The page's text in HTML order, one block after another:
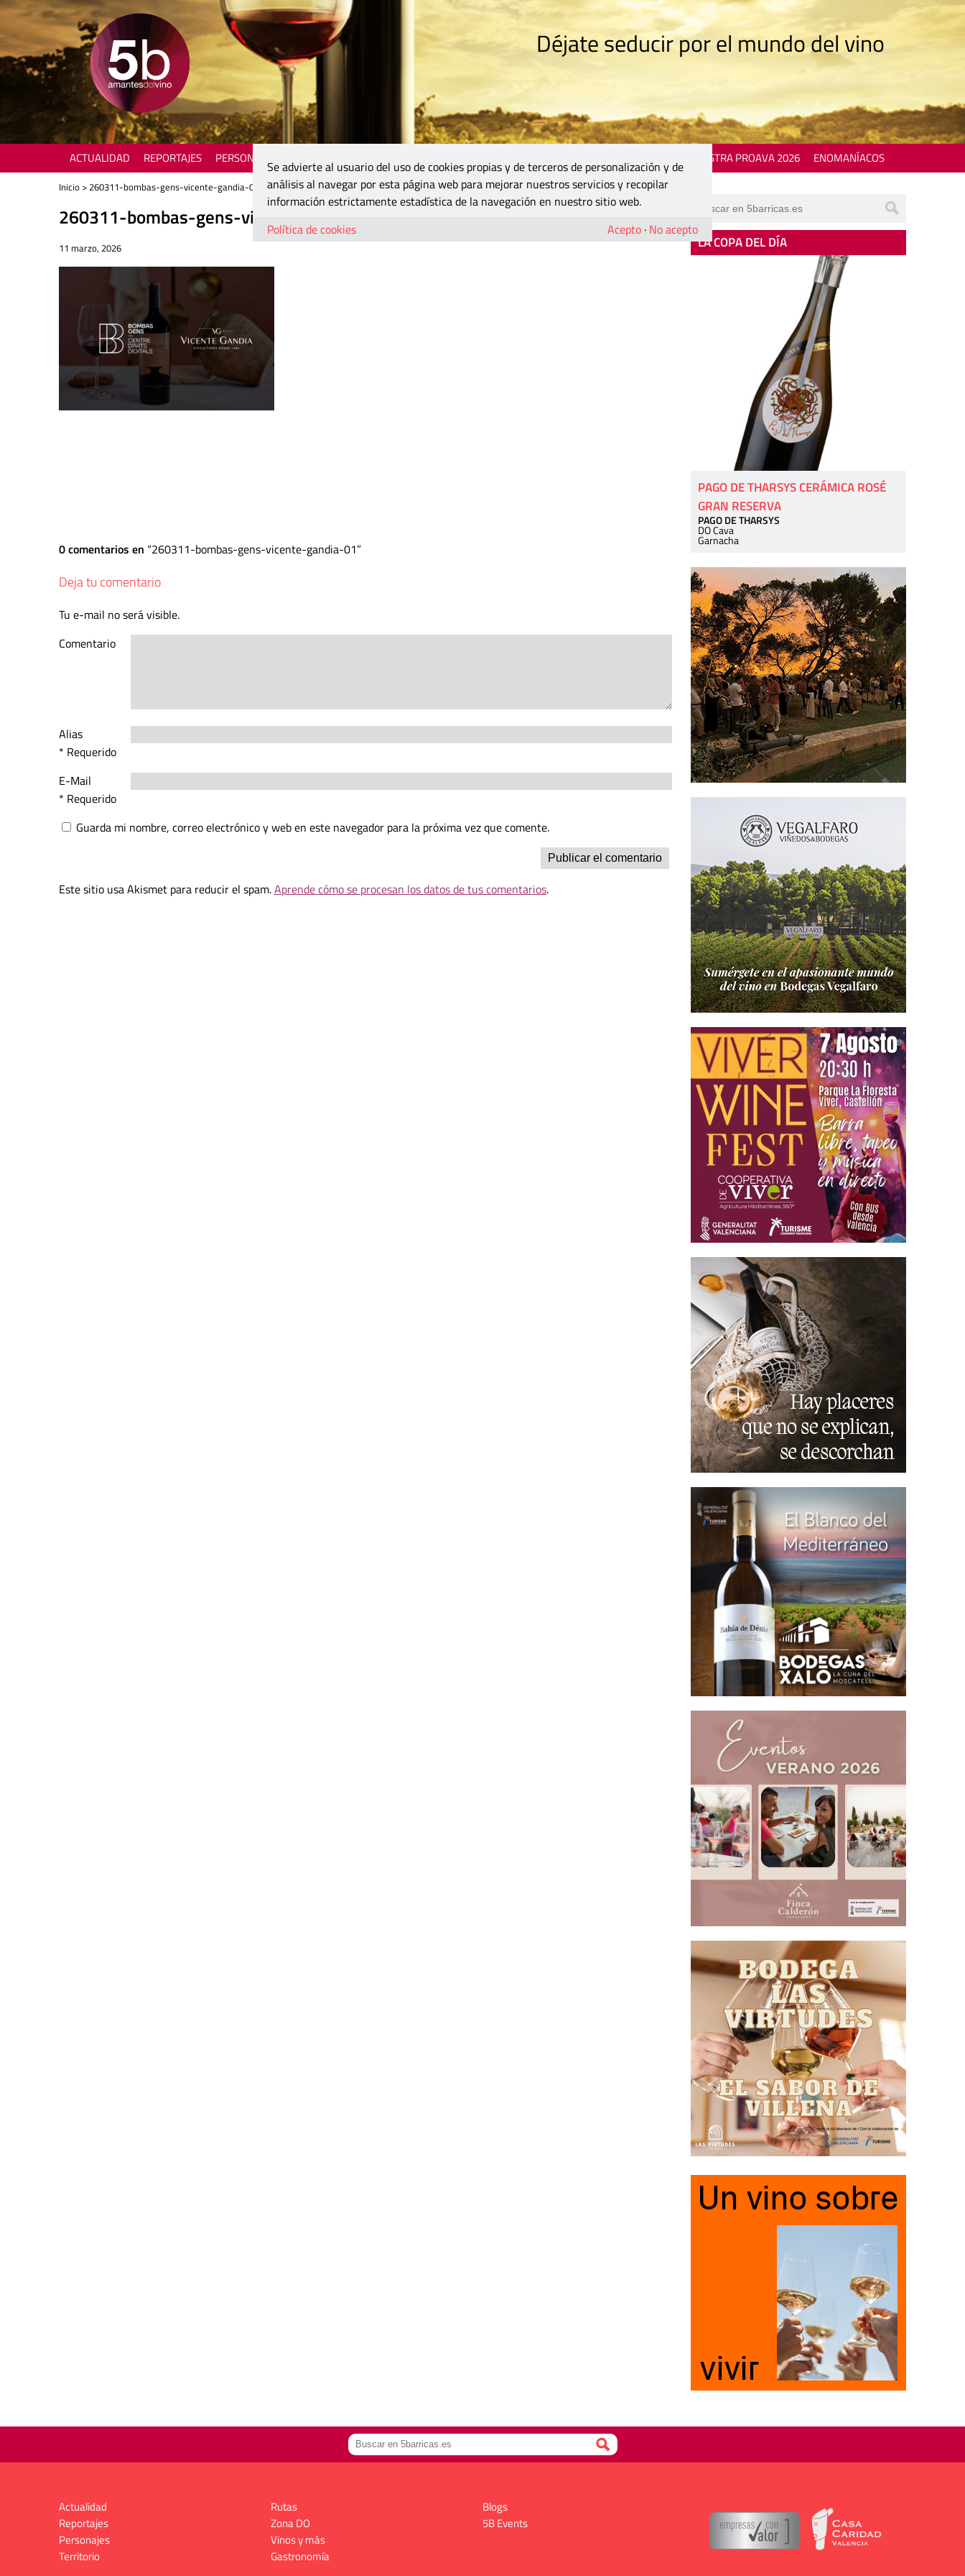
Déjate seducir por el mundo del vino
ACTUALIDAD REPORTAJES PERSONAJES MOSTRA PROAVA 2026 ENOMANÍACOS
Inicio > 260311-bombas-gens-vicente-gandia-01
260311-bombas-gens-vicente-gandia-01
11 marzo, 2026
0 comentarios en 260311-bombas-gens-vicente-gandia-01
Deja tu comentario
Tu e-mail no será visible.
Comentario
Alias
* Requerido
E-Mail
* Requerido
Guarda mi nombre, correo electrónico y web en este navegador para la próxima vez que comente.
Este sitio usa Akismet para reducir el spam.Aprende cómo se procesan los datos de tus comentarios.
LA COPA DEL DÍA
PAGO DE THARSYS CERÁMICA ROSÉ
GRAN RESERVA
PAGO DE THARSYS
DO Cava
Garnacha
Actualidad
Reportajes
Personajes
Territorio
Rutas
Zona DO
Vinos y más
Gastronomía
Blogs
5B Events
Se advierte al usuario del uso de cookies propias y de terceros de personalización y de
análisis al navegar por esta página web para mejorar nuestros servicios y recopilar
información estrictamente estadística de la navegación en nuestro sitio web.
Política de cookies
Acepto · No acepto